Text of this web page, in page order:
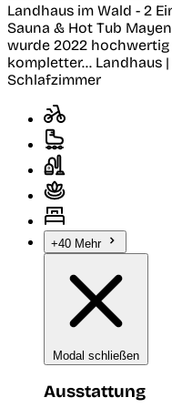
Landhaus im Wald - 2
Sauna & Hot Tub Mayen
wurde 2022
kompletter... Landhaus |
Schlafzimmer
+40 Mehr
Modal schließen
Ausstattung